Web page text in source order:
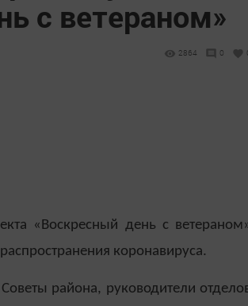
с ветераном»
2864 0
«Воскресный день с
коронавируса.
района, руководители